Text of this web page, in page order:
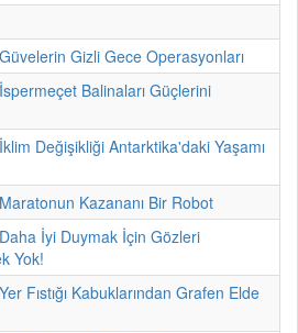
Gizli Gece Operasyonları
Balinaları Güçlerini
Değişikliği Antarktika'daki Yaşamı
Kazananı Bir Robot
İyi Duymak İçin Gözleri
Yok!
Fıstığı Kabuklarından Grafen Elde